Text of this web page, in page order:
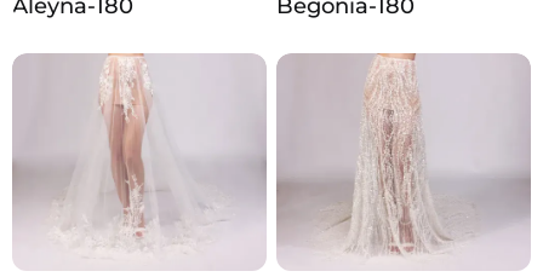
Aleyna-180 Begonia-180